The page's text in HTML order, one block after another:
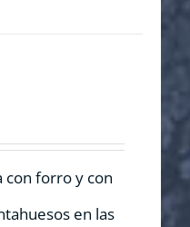
con forro y con
en las